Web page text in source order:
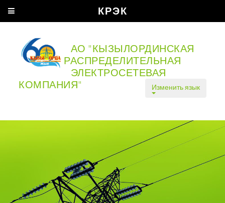
АО "КЫЗЫЛОРДИНСКАЯ
РАСПРЕДЕЛИТЕЛЬНАЯ
ЭЛЕКТРОСЕТЕВАЯ
КОМПАНИЯ"
Изменить язык
КРЭК